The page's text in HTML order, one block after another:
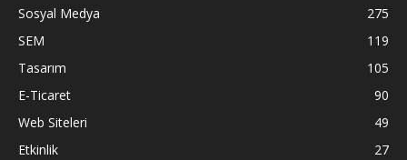
Sosyal Medya
275
SEM
119
Tasarım
105
E-Ticaret
90
Web Siteleri
49
Etkinlik
27